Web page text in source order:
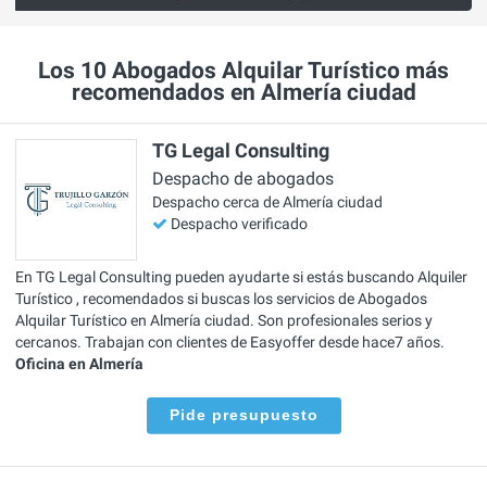
Los 10 Abogados Alquilar Turístico más
recomendados en Almería ciudad
TG Legal Consulting
Despacho de abogados
Despacho cerca de Almería ciudad
Despacho verificado
En TG Legal Consulting pueden ayudarte si estás buscando Alquiler
Turístico , recomendados si buscas los servicios de Abogados
Alquilar Turístico en Almería ciudad. Son profesionales serios y
cercanos. Trabajan con clientes de Easyoffer desde hace7 años.
Oficina en Almería
Pide presupuesto